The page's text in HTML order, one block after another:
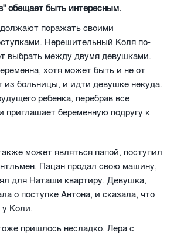
обещает быть интересным.
поражать своими
Нерешительный Коля по-
выбрать между двумя девушками.
хотя может быть и не от
больницы, и идти девушке некуда.
ребенка, перебрав все
приглашает беременную подругу к
может являться папой, поступил
Пацан продал свою машину,
для Наташи квартиру. Девушка,
о поступке Антона, и сказала, что
Коли.
пришлось несладко. Лера с